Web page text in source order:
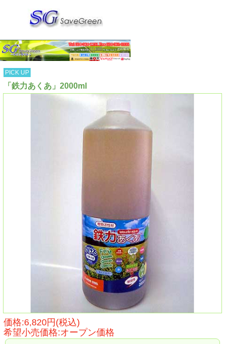
PICK UP
「鉄力あくあ」2000ml
価格:6,820円(税込)
希望小売価格:オープン価格